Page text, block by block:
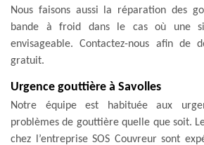
Nous faisons aussi la réparation des
bande à froid dans le cas où une
envisageable. Contactez-nous afin de
gratuit.
Urgence gouttière à Savolles
Notre équipe est habituée aux
problèmes de gouttière quelle que soit.
chez l’entreprise SOS Couvreur sont